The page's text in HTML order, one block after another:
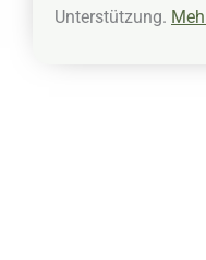
Unterstützung.